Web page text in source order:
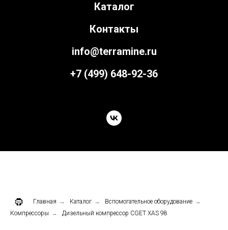
Каталог
Контакты
info@terramine.ru
+7 (499) 648-92-36
Главная → Каталог → Вспомогательное оборудование →
Компрессоры → Дизельный компрессор CGET XAS 98